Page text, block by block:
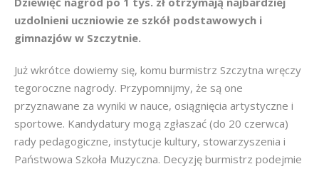
uzdolnieni uczniowie ze szkół podstawowych i
gimnazjów w Szczytnie.
Już wkrótce dowiemy się, komu burmistrz Szczytna wręczy
tegoroczne nagrody. Przypomnijmy, że są one
przyznawane za wyniki w nauce, osiągnięcia artystyczne i
sportowe. Kandydatury mogą zgłaszać (do 20 czerwca)
rady pedagogiczne, instytucje kultury, stowarzyszenia i
Państwowa Szkoła Muzyczna. Decyzję burmistrz podejmie